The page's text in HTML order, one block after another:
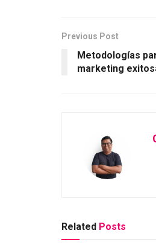
Previous Post
Metodologías
marketing
Related Posts